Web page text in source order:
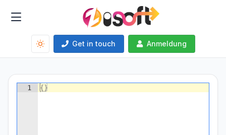
Get in touch Anmeldung
1 {}